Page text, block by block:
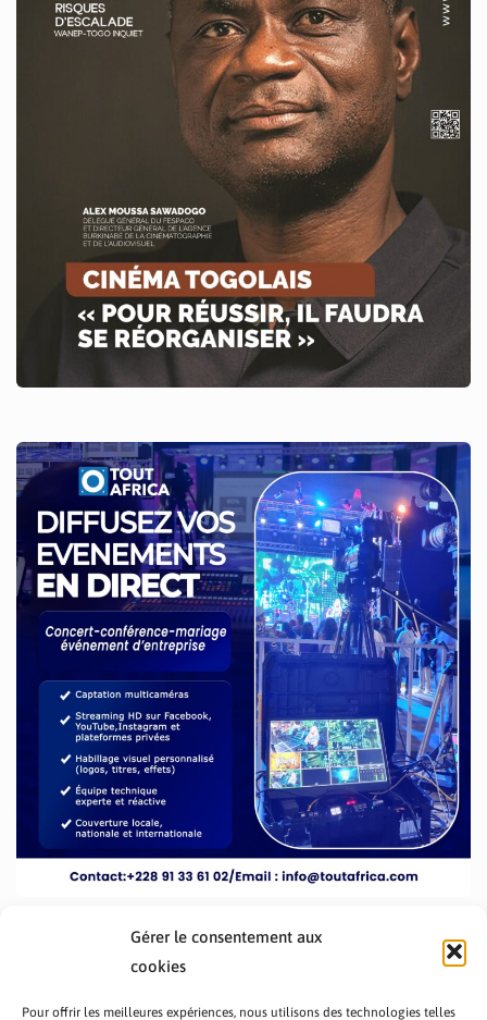
Gérer le consentement aux
cookies
Pour offrir les meilleures expériences, nous utilisons des technologies telles